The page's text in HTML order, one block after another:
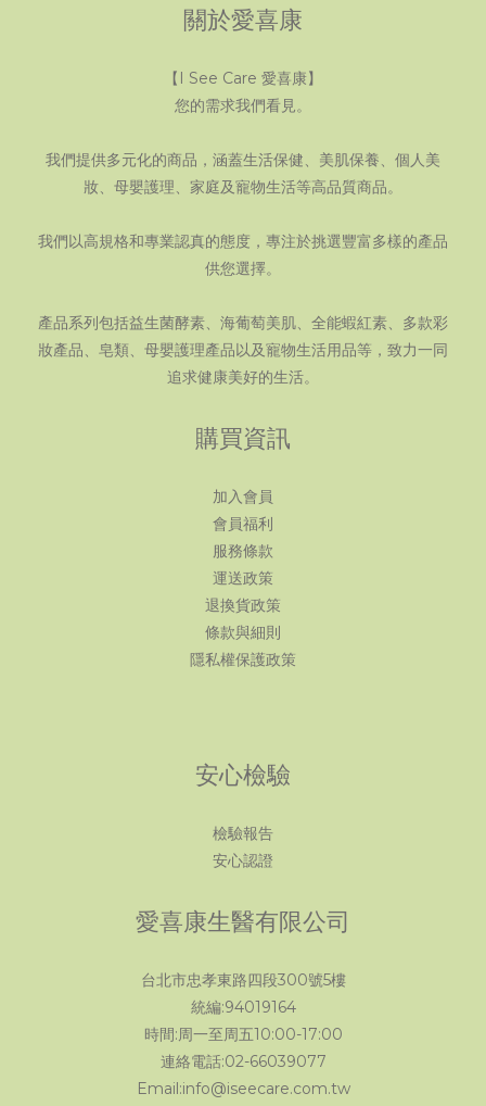
關於愛喜康
【I See Care 愛喜康】
您的需求我們看見。
我們提供多元化的商品，涵蓋生活保健、美肌保養、個人美
妝、母嬰護理、家庭及寵物生活等高品質商品。
我們以高規格和專業認真的態度，專注於挑選豐富多樣的產品
供您選擇。
產品系列包括益生菌酵素、海葡萄美肌、全能蝦紅素、多款彩
妝產品、皂類、母嬰護理產品以及寵物生活用品等，致力一同
追求健康美好的生活。
購買資訊
加入會員
會員福利
服務條款
運送政策
退換貨政策
條款與細則
隱私權保護政策
安心檢驗
檢驗報告
安心認證
愛喜康生醫有限公司
台北市忠孝東路四段300號5樓
統編:94019164
時間:周一至周五10:00-17:00
連絡電話:02-66039077
Email:info@iseecare.com.tw